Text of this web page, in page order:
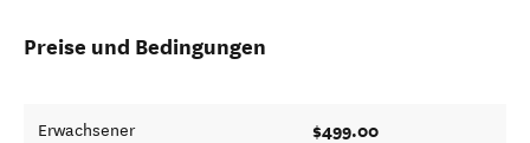
Preise und Bedingungen
Erwachsener $499.00